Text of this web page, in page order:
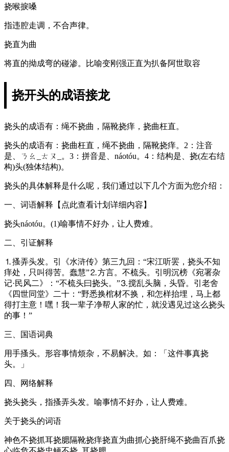
挠喉捩嗓
指违腔走调，不合声律。
挠直为曲
将直的拗成弯的碰渗。比喻变刚强正直为扒备阿世取容
挠开头的成语接龙
挠头的成语有：绳不挠曲，隔靴挠痒，挠曲枉直。
挠头的成语有：挠曲枉直，绳不挠曲，隔靴挠痒。2：注音
是、ㄋㄠ_ㄊㄡ_。3：拼音是、náotóu。4：结构是、挠(左右结
构)头(独体结构)。
挠头的具体解释是什么呢，我们通过以下几个方面为您介绍：
一、词语解释【点此查看计划详细内容】
挠头náotóu。(1)喻事情不好办，让人费难。
二、引证解释
⒈搔弄头发。引《水浒传》第三九回：“宋江听罢，挠头不知
痒处，只叫得苦。蠢慧”⒉方言。不梳头。引明沉榜《宛署杂
记·民风二》：“不梳头曰挠头。”⒊搅乱头脑，头昏。引老舍
《四世同堂》二十：“野悉换棺材不换，和怎样抬埋，马上都
得打主意！嘿！我一辈子净帮人家的忙，就没遇见过这么挠头
的事！”
三、国语词典
用手搔头。形容事情烦杂，不易解决。如：「这件事真挠
头。」
四、网络解释
挠头挠头，指搔弄头发。喻事情不好办，让人费难。
关于挠头的词语
神色不挠抓耳挠腮隔靴挠痒挠直为曲抓心挠肝绳不挠曲百爪挠